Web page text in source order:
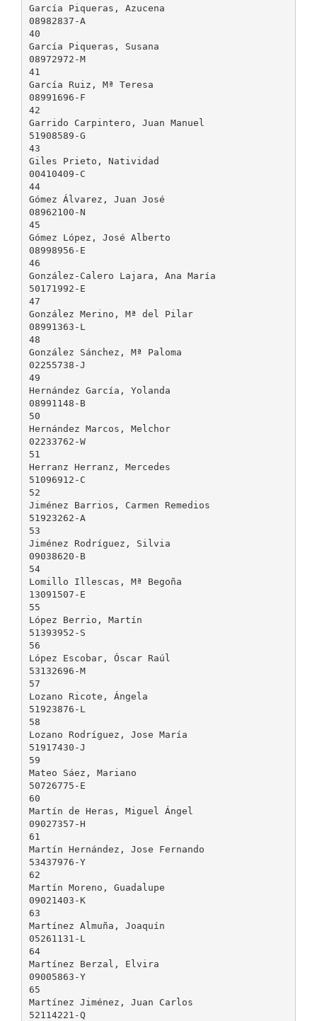
García Piqueras, Azucena
08982837-A
40
García Piqueras, Susana
08972972-M
41
García Ruiz, Mª Teresa
08991696-F
42
Garrido Carpintero, Juan Manuel
51908589-G
43
Giles Prieto, Natividad
00410409-C
44
Gómez Álvarez, Juan José
08962100-N
45
Gómez López, José Alberto
08998956-E
46
González-Calero Lajara, Ana María
50171992-E
47
González Merino, Mª del Pilar
08991363-L
48
González Sánchez, Mª Paloma
02255738-J
49
Hernández García, Yolanda
08991148-B
50
Hernández Marcos, Melchor
02233762-W
51
Herranz Herranz, Mercedes
51096912-C
52
Jiménez Barrios, Carmen Remedios
51923262-A
53
Jiménez Rodríguez, Silvia
09038620-B
54
Lomillo Illescas, Mª Begoña
13091507-E
55
López Berrio, Martín
51393952-S
56
López Escobar, Óscar Raúl
53132696-M
57
Lozano Ricote, Ángela
51923876-L
58
Lozano Rodríguez, Jose María
51917430-J
59
Mateo Sáez, Mariano
50726775-E
60
Martín de Heras, Miguel Ángel
09027357-H
61
Martín Hernández, Jose Fernando
53437976-Y
62
Martín Moreno, Guadalupe
09021403-K
63
Martínez Almuña, Joaquín
05261131-L
64
Martínez Berzal, Elvira
09005863-Y
65
Martínez Jiménez, Juan Carlos
52114221-Q